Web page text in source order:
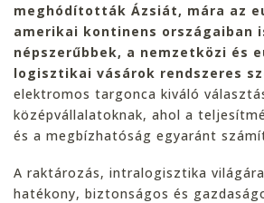
meghódították Ázsiát, mára az
amerikai kontinens országaiban
népszerűbbek, a nemzetközi és
logisztikai vásárok rendszeres
elektromos targonca kiváló
középvállalatoknak, ahol a
és a megbízhatóság egyaránt
A raktározás, intralogisztika
hatékony, biztonságos és